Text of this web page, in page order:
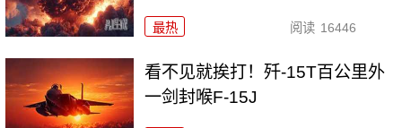
最热 阅读 16446
看不见就挨打！歼-15T百公里外
一剑封喉F-15J